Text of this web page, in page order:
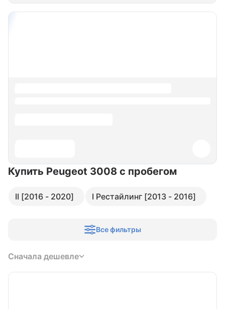
Купить Peugeot 3008 с пробегом
II [2016 - 2020] I Рестайлинг [2013 - 2016]
Все фильтры
Сначала дешевле